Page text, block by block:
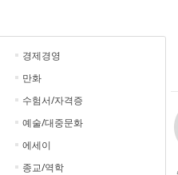
경제경영
만화
수험서/자격증
예술/대중문화
에세이
종교/역학